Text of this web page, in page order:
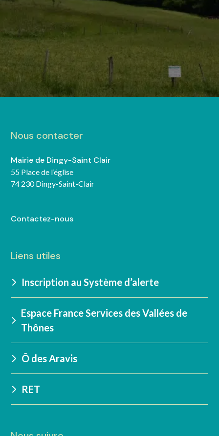
Nous contacter
Mairie de Dingy-Saint Clair
55 Place de l’église
74 230 Dingy-Saint-Clair
Contactez-nous
Liens utiles
Inscription au Système d’alerte
Espace France Services des Vallées de
Thônes
Ô des Aravis
RET